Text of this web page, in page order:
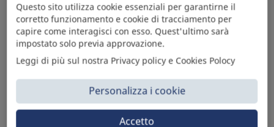
Sì Parts S.r.l. è leader nella distribuzione e vendita di
Questo sito utilizza cookie essenziali per garantirne il
corretto funzionamento e cookie di tracciamento per
capire come interagisci con esso. Quest'ultimo sarà
impostato solo previa approvazione.
Leggi di più sul nostra Privacy policy e Cookies Polocy
Personalizza i cookie
Accetto